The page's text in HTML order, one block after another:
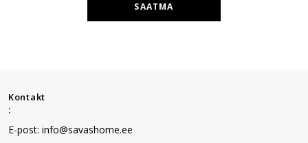
SAATMA
Kontakt
:
E-post: info@savashome.ee